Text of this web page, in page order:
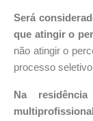
Será
que atingir o
não atingir o
processo
Na